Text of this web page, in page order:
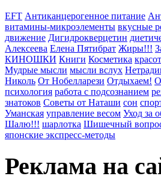
EFT Антиканцерогенное питание
витамины-микроэлементы вкусные
движение Дигидрокверцетин
Алексеева Елена Пятибрат Жиры!!!
КИНОШКИ Книги Косметика
Мудрые мысли мысли вслух
Николь От Нобелларези Отдыхаем!
психология работа с подсознанием
знатоков Советы от Наташи сон
Уманская управление весом Уход за
Шалю!!! шарлотка Шишечный
японские экспресс-методы
Реклама на